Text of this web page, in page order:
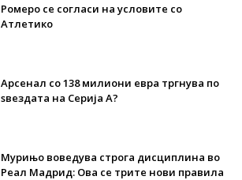
Ромеро се согласи на условите со
Атлетико
Арсенал со 138 милиони евра тргнува по
ѕвездата на Серија А?
Мурињо воведува строга дисциплина во
Реал Мадрид: Ова се трите нови правила